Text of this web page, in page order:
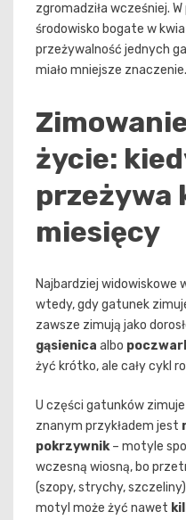
zgromadziła wcześniej.
środowisko bogate w
przeżywalność jednych
miało mniejsze znaczenie.
życie:
przeżywa
miesięcy
Najbardziej widowiskowe
wtedy, gdy gatunek
zawsze zimują jako
gąsienica albo
żyć krótko, ale cały cykl
U części gatunków zimuje
znanym przykładem jest
pokrzywnik– motyle
wczesną wiosną, bo
(szopy, strychy,
motyl może żyć nawet